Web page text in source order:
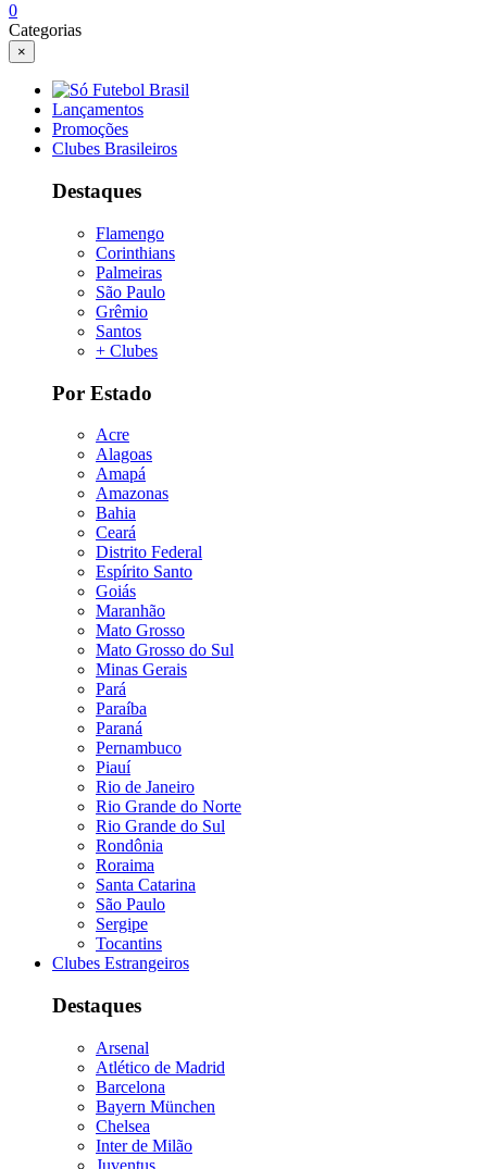
0
Categorias
×
Lançamentos
Promoções
Clubes Brasileiros
Destaques
Flamengo
Corinthians
Palmeiras
São Paulo
Grêmio
Santos
+ Clubes
Por Estado
Acre
Alagoas
Amapá
Amazonas
Bahia
Ceará
Distrito Federal
Espírito Santo
Goiás
Maranhão
Mato Grosso
Mato Grosso do Sul
Minas Gerais
Pará
Paraíba
Paraná
Pernambuco
Piauí
Rio de Janeiro
Rio Grande do Norte
Rio Grande do Sul
Rondônia
Roraima
Santa Catarina
São Paulo
Sergipe
Tocantins
Clubes Estrangeiros
Destaques
Arsenal
Atlético de Madrid
Barcelona
Bayern München
Chelsea
Inter de Milão
Juventus